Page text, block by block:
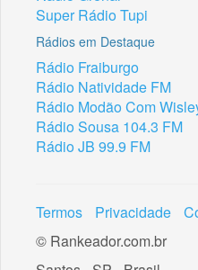
Super Rádio Tupi
Rádios em Destaque
Rádio Fraiburgo
Rádio Natividade FM
Rádio Modão Com
Rádio Sousa 104.3 FM
Rádio JB 99.9 FM
Termos Privacidade
© Rankeador.com.br